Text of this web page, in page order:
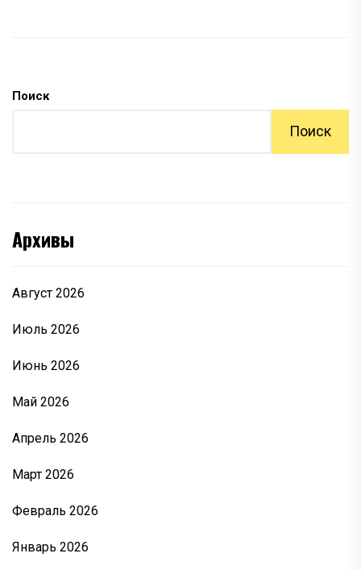
Поиск
Поиск
Архивы
Август 2026
Июль 2026
Июнь 2026
Май 2026
Апрель 2026
Март 2026
Февраль 2026
Январь 2026